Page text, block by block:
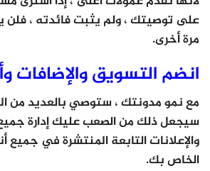
على توصيتك ، ولم يثبت فائدته ، فلن
مرة أخرى.
انضم التسويق والإضافات
مع نمو مدونتك ، ستوصي بالعديد من
سيجعل ذلك من الصعب عليك إدارة جميع
والإعلانات التابعة المنتشرة في جميع
الخاص بك.